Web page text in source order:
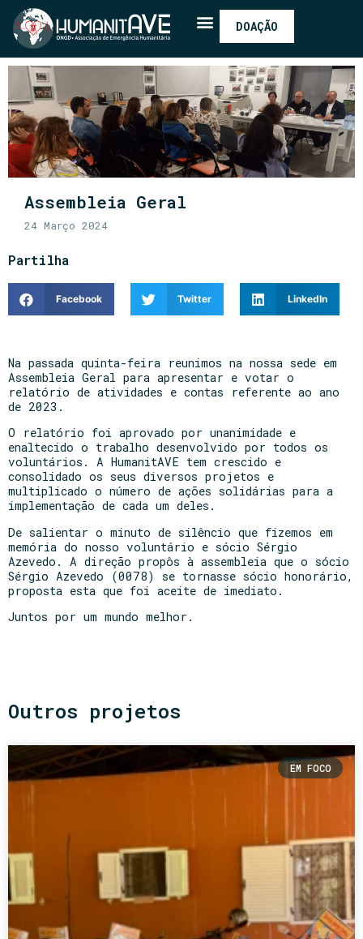
DOAÇÃO
Assembleia Geral
24 Março 2024
Partilha
Facebook Twitter LinkedIn
Na passada quinta-feira reunimos na nossa sede em
Assembleia Geral para apresentar e votar o
relatório de atividades e contas referente ao ano
de 2023.
O relatório foi aprovado por unanimidade e
enaltecido o trabalho desenvolvido por todos os
voluntários. A HumanitAVE tem crescido e
consolidado os seus diversos projetos e
multiplicado o número de ações solidárias para a
implementação de cada um deles.
De salientar o minuto de silêncio que fizemos em
memória do nosso voluntário e sócio Sérgio
Azevedo. A direção propôs à assembleia que o sócio
Sérgio Azevedo (0078) se tornasse sócio honorário,
proposta esta que foi aceite de imediato.
Juntos por um mundo melhor.
Outros projetos
EM FOCO